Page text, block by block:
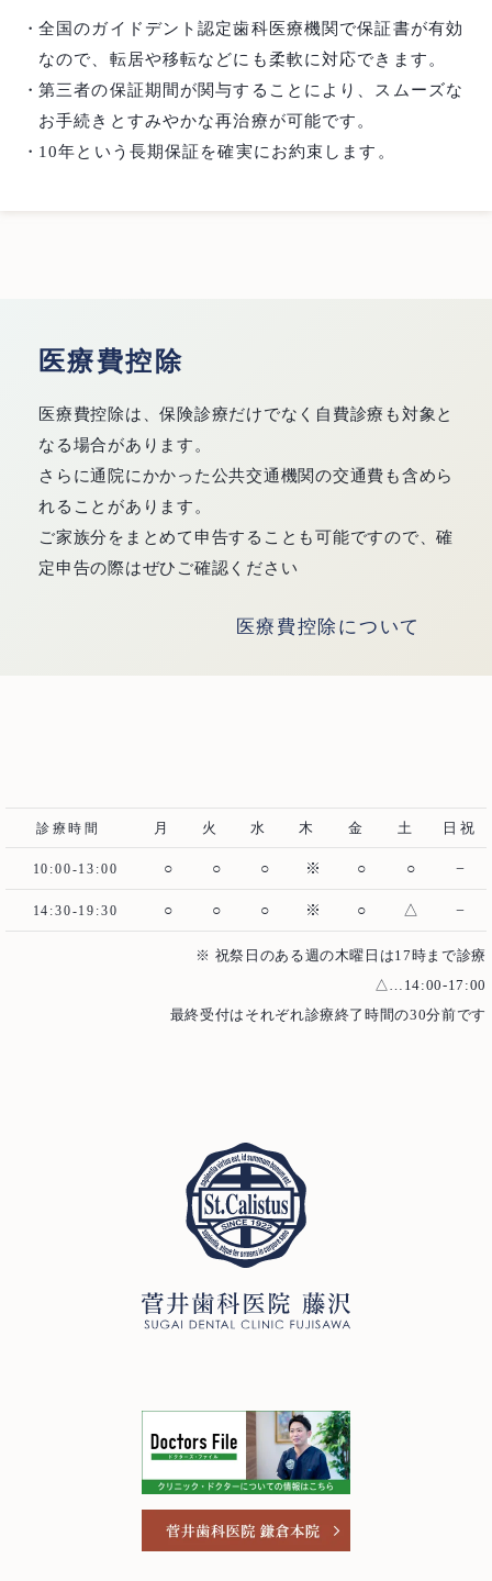
全国のガイドデント認定歯科医療機関で保証書が有効
なので、転居や移転などにも柔軟に対応できます。
第三者の保証期間が関与することにより、スムーズな
お手続きとすみやかな再治療が可能です。
10年という長期保証を確実にお約束します。
医療費控除
医療費控除は、保険診療だけでなく自費診療も対象と
なる場合があります。
さらに通院にかかった公共交通機関の交通費も含めら
れることがあります。
ご家族分をまとめて申告することも可能ですので、確
定申告の際はぜひご確認ください
医療費控除について
診療時間 月 火 水 木 金 土 日祝
10:00-13:00 ○ ○ ○ ※ ○ ○ −
14:30-19:30 ○ ○ ○ ※ ○ △ −
※ 祝祭日のある週の木曜日は17時まで診療
△…14:00-17:00
最終受付はそれぞれ診療終了時間の30分前です